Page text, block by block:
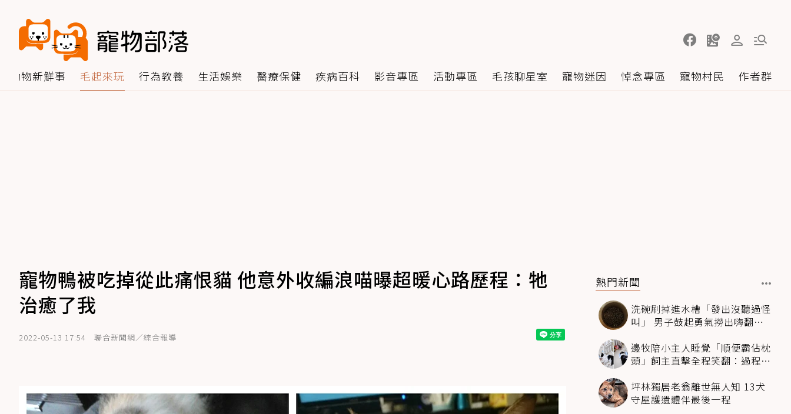
動物新鮮事 毛起來玩 行為教養 生活娛樂 醫療保健 疾病百科 影音專區 活動專區 毛孩聊星室 寵物迷因 悼念專區 寵物村民 作者群
寵物鴨被吃掉從此痛恨貓 他意外收編浪喵曝超暖心路歷程：牠
治癒了我
2022-05-13 17:54 聯合新聞網／綜合報導
熱門新聞
洗碗刷掉進水槽「發出沒聽過怪
叫」 男子鼓起勇氣撈出嗨翻：
邊牧陪小主人睡覺「順便霸佔枕
頭」飼主直擊全程笑翻：過程絲
坪林獨居老翁離世無人知 13犬
守屋護遺體伴最後一程